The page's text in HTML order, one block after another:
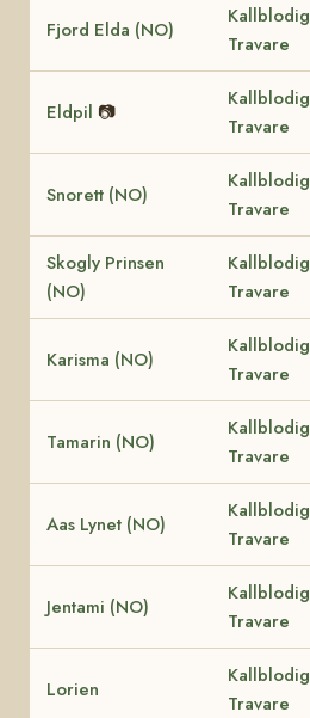
Fjord Elda (NO)
Kallblodig
Travare
Eldpil 📷
Kallblodig
Travare
Snorett (NO)
Kallblodig
Travare
Skogly Prinsen
(NO)
Kallblodig
Travare
Karisma (NO)
Kallblodig
Travare
Tamarin (NO)
Kallblodig
Travare
Aas Lynet (NO)
Kallblodig
Travare
Jentami (NO)
Kallblodig
Travare
Lorien
Kallblodig
Travare